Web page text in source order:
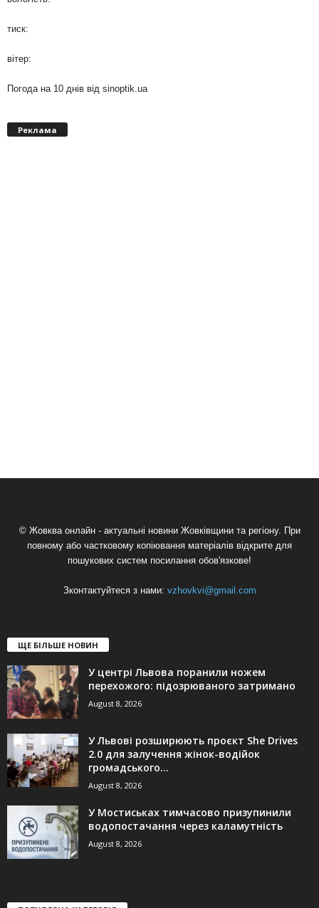
тиск:
вітер:
Погода на 10 днів від sinoptik.ua
Реклама
© Жовква онлайн - актуальні новини Жовківщини та регіону. При
повному або частковому копіювання матеріалів відкрите для
пошукових систем посилання обов'язкове!
Зконтактуйтеся з нами: vzhovkvi@gmail.com
ЩЕ БІЛЬШЕ НОВИН
У центрі Львова поранили ножем
перехожого: підозрюваного затримано
August 8, 2026
У Львові розширюють проєкт She Drives
2.0 для залучення жінок-водійок
громадського...
August 8, 2026
У Мостиськах тимчасово призупинили
водопостачання через каламутність
August 8, 2026